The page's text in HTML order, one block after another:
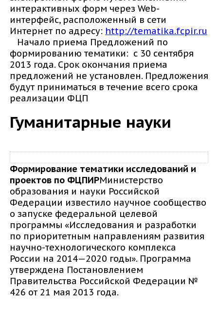
интерактивных форм через Web-
интерфейс, расположенный в сети
Интернет по адресу: http://tematika.fcpir.ru
Начало приема Предложений по
формированию тематики: с 30 сентября
2013 года. Срок окончания приема
предложений не установлен. Предложения
будут приниматься в течение всего срока
реализации ФЦП
Гуманитарные науки
Формирование тематики исследований и
проектов по ФЦПИРМинистерство
образования и науки Российской
Федерации известило научное сообщество
о запуске федеральной целевой
программы «Исследования и разработки
по приоритетным направлениям развития
научно-технологического комплекса
России на 2014—2020 годы». Программа
утверждена Постановлением
Правительства Российской Федерации №
426 от 21 мая 2013 года.